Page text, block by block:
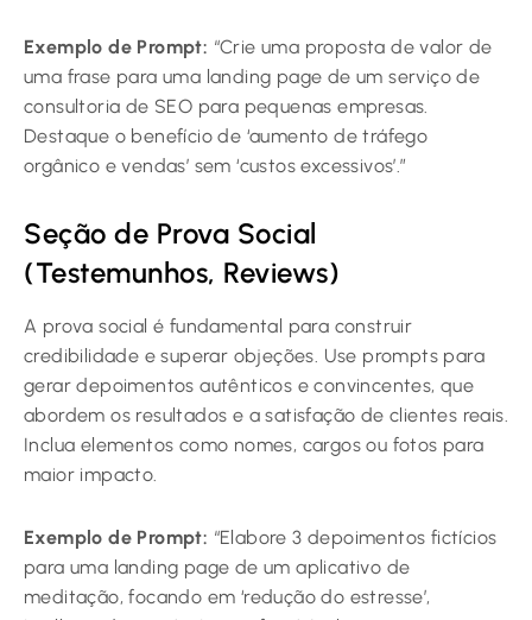
Exemplo de Prompt: “Crie uma proposta de valor de
uma frase para uma landing page de um serviço de
consultoria de SEO para pequenas empresas.
Destaque o benefício de ‘aumento de tráfego
orgânico e vendas’ sem ‘custos excessivos’.”
Seção de Prova Social
(Testemunhos, Reviews)
A prova social é fundamental para construir
credibilidade e superar objeções. Use prompts para
gerar depoimentos autênticos e convincentes, que
abordem os resultados e a satisfação de clientes reais.
Inclua elementos como nomes, cargos ou fotos para
maior impacto.
Exemplo de Prompt: “Elabore 3 depoimentos fictícios
para uma landing page de um aplicativo de
meditação, focando em ‘redução do estresse’,